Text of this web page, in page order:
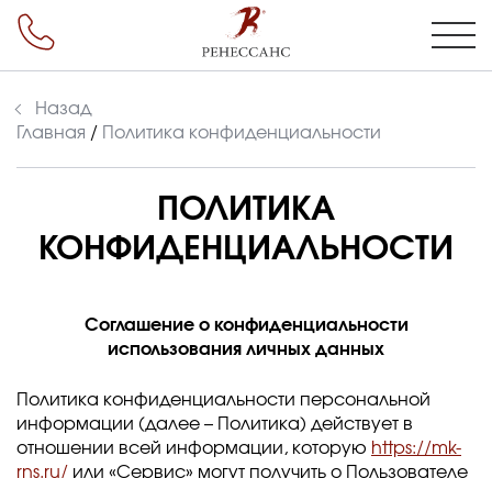
Назад
Главная / Политика конфиденциальности
ПОЛИТИКА
КОНФИДЕНЦИАЛЬНОСТИ
Соглашение о конфиденциальности
использования личных данных
Политика конфиденциальности персональной
информации (далее – Политика) действует в
отношении всей информации, которую https://mk-
rns.ru/ или «Сервис» могут получить о Пользователе